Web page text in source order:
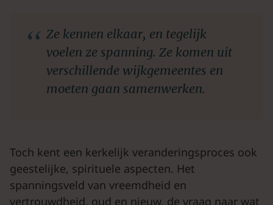
Ze kennen elkaar, en tegelijk
voelen ze spanning. Ze komen uit
verschillende wijkgemeentes en
moeten gaan samenwerken.
Toch kent een kerkelijk veranderingsproces ook
geestelijke, spirituele aspecten. Het
spanningsveld van vreemdheid en
vertrouwdheid, oud en nieuw, de vraag naar wat